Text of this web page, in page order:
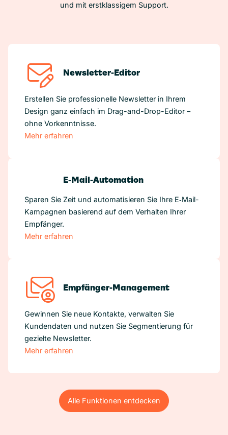
und mit erstklassigem Support.
Newsletter-Editor
Erstellen Sie professionelle Newsletter in Ihrem
Design ganz einfach im Drag-and-Drop-Editor –
ohne Vorkenntnisse.
Mehr erfahren
E‑Mail-Automation
Sparen Sie Zeit und automatisieren Sie Ihre E‑Mail-
Kampagnen basierend auf dem Verhalten Ihrer
Empfänger.
Mehr erfahren
Empfänger-Management
Gewinnen Sie neue Kontakte, verwalten Sie
Kundendaten und nutzen Sie Segmentierung für
gezielte Newsletter.
Mehr erfahren
Alle Funktionen entdecken
Alle Funktionen entdecken